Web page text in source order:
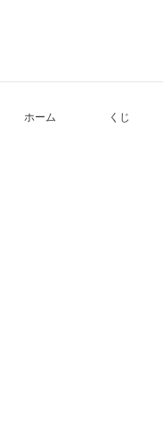
ホーム くじ